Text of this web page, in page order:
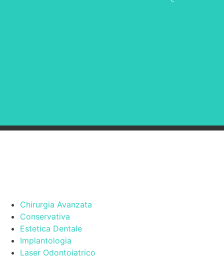
Chirurgia Avanzata
Conservativa
Estetica Dentale
Implantologia
Laser Odontoiatrico